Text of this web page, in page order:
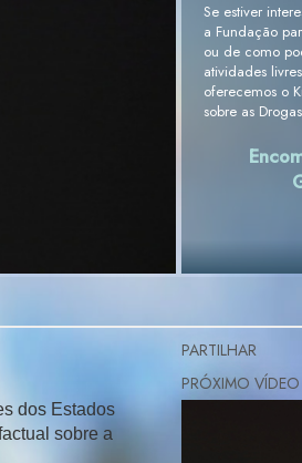
Se estiver
a Fundação
ou de como
atividades
oferecemos o
sobre as
dos Estados
sobre a
PARTILHAR